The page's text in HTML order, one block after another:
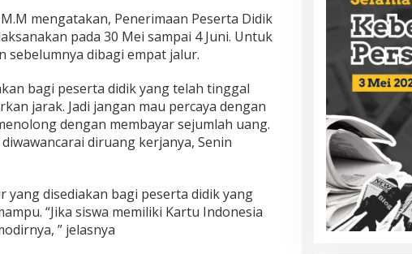
mengatakan, Penerimaan Peserta Didik
pada 30 Mei sampai 4 Juni. Untuk
sebelumnya dibagi empat jalur.
bagi peserta didik yang telah tinggal
jarak. Jadi jangan mau percaya dengan
dengan membayar sejumlah uang.
diruang kerjanya, Senin
yang disediakan bagi peserta didik yang
“Jika siswa memiliki Kartu Indonesia
” jelasnya